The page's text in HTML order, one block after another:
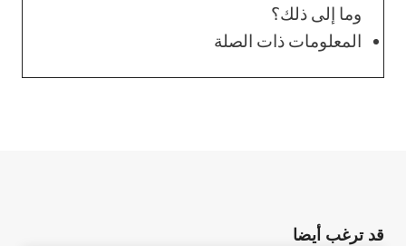
وما إلى ذلك؟
المعلومات ذات الصلة
قد ترغب أيضا